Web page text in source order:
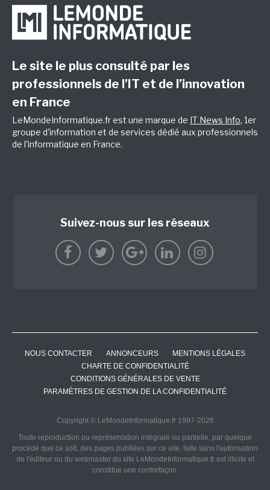
Le site le plus consulté par les
professionnels de l’IT et de l’innovation
en France
LeMondeInformatique.fr est une marque de IT News Info, 1er
groupe d'information et de services dédié aux professionnels
de l'informatique en France.
Suivez-nous sur les réseaux
NOUS CONTACTER ANNONCEURS
MENTIONS LÉGALES
CHARTE DE CONFIDENTIALITÉ
CONDITIONS GÉNÉRALES DE VENTE
PARAMÈTRES DE GESTION DE LA CONFIDENTIALITÉ
Copyright © LeMondeInformatique.fr 1997-2026
Toute reproduction ou représentation intégrale ou partielle, par quelque
procédé que ce soit, des pages publiées sur ce site, faite sans l'autorisation
de l'éditeur ou du webmaster du site LeMondeInformatique.fr est illicite et
constitue une contrefaçon.